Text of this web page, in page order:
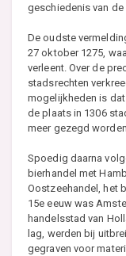
geschiedenis van
De oudste
27 oktober 1275,
verleent. Over de
stadsrechten
mogelijkheden is
de plaats in 1306
meer gezegd
Spoedig daarna
bierhandel met
Oostzeehandel, het
15e eeuw was
handelsstad van
lag, werden bij
gegraven voor